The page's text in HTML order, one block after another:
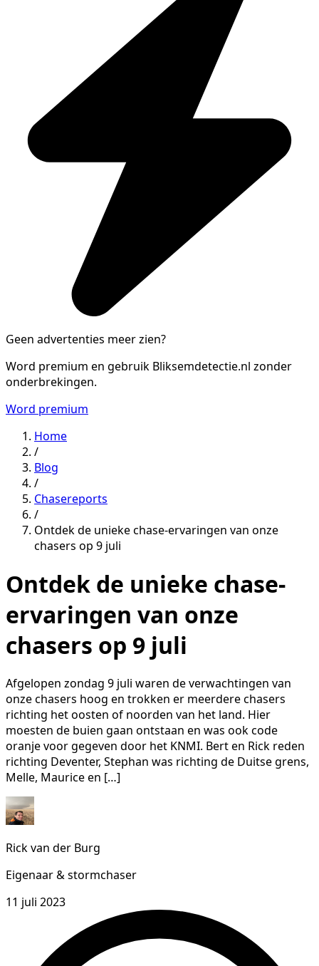
Geen advertenties meer zien?
Word premium en gebruik Bliksemdetectie.nl zonder
onderbrekingen.
Word premium
Home
/
Blog
/
Chasereports
/
Ontdek de unieke chase-ervaringen van onze
chasers op 9 juli
Ontdek de unieke chase-
ervaringen van onze
chasers op 9 juli
Afgelopen zondag 9 juli waren de verwachtingen van
onze chasers hoog en trokken er meerdere chasers
richting het oosten of noorden van het land. Hier
moesten de buien gaan ontstaan en was ook code
oranje voor gegeven door het KNMI. Bert en Rick reden
richting Deventer, Stephan was richting de Duitse grens,
Melle, Maurice en […]
Rick van der Burg
Eigenaar & stormchaser
11 juli 2023